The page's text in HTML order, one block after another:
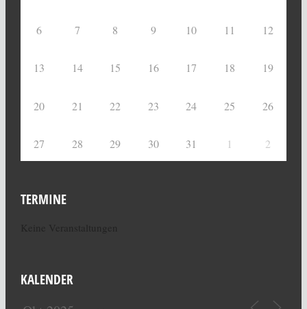
6 7 8 9 10 11 12
13 14 15 16 17 18 19
20 21 22 23 24 25 26
27 28 29 30 31 1 2
TERMINE
KALENDER